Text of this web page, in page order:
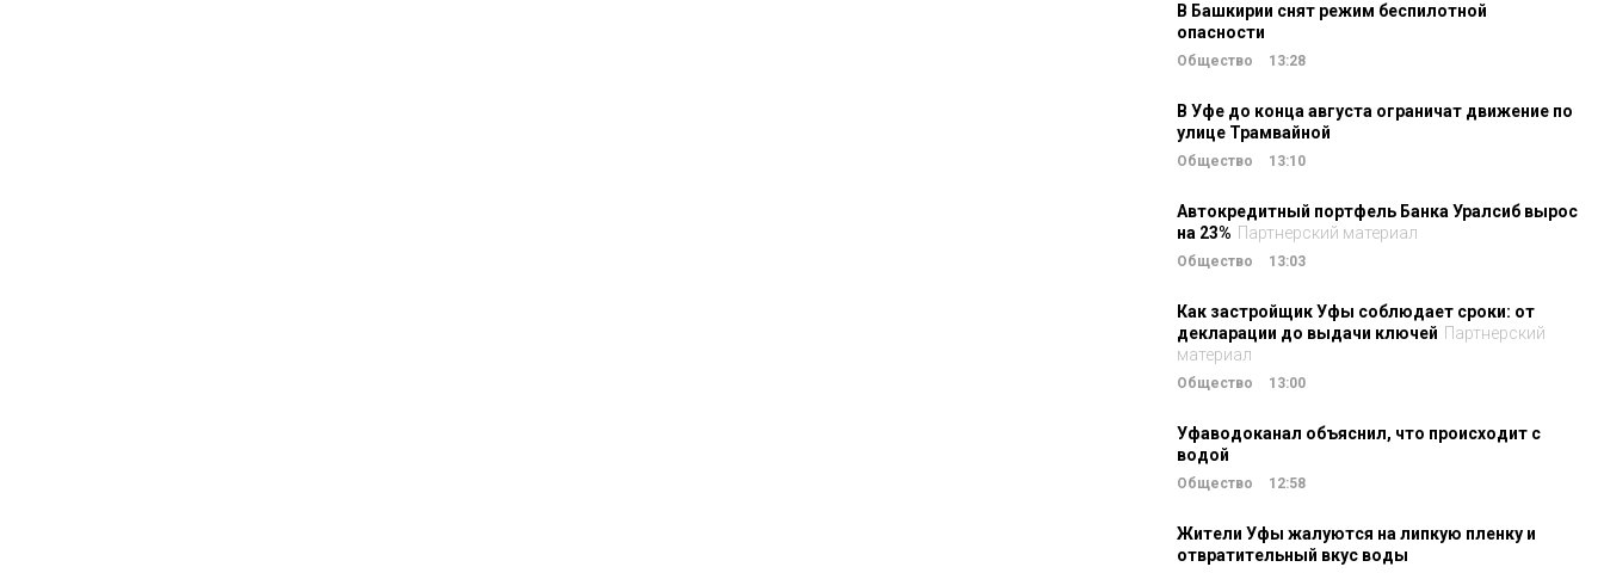
В Башкирии снят режим беспилотной
опасности
Общество 13:28
В Уфе до конца августа ограничат движение по
улице Трамвайной
Общество 13:10
Автокредитный портфель Банка Уралсиб вырос
на 23% Партнерский материал
Общество 13:03
Как застройщик Уфы соблюдает сроки: от
декларации до выдачи ключей Партнерский
материал
Общество 13:00
Уфаводоканал объяснил, что происходит с
водой
Общество 12:58
Жители Уфы жалуются на липкую пленку и
отвратительный вкус воды